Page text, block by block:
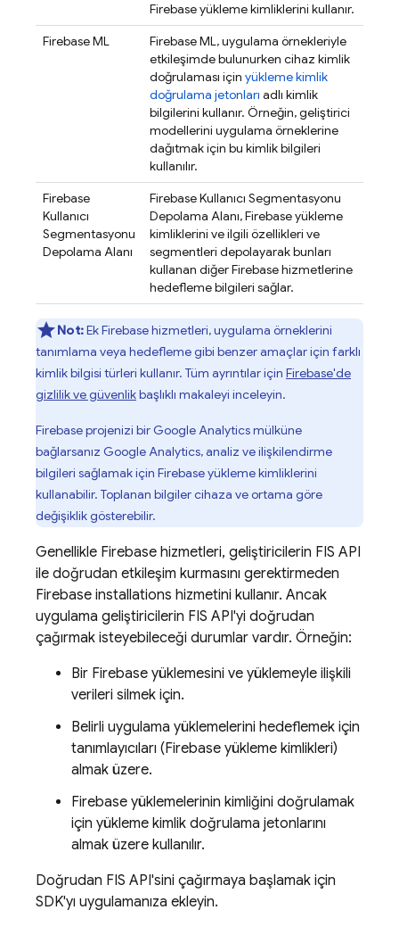
Firebaseyükleme kimliklerini kullanır.
Firebase ML
Firebase ML, uygulama örnekleriyle
etkileşimde bulunurken cihaz kimlik
doğrulaması için yükleme kimlik
doğrulama jetonları adlı kimlik
bilgilerini kullanır. Örneğin, geliştirici
modellerini uygulama örneklerine
dağıtmak için bu kimlik bilgileri
kullanılır.
Firebase
Kullanıcı
Segmentasyonu
Depolama Alanı
Firebase Kullanıcı Segmentasyonu
Depolama Alanı,Firebaseyükleme
kimliklerini ve ilgili özellikleri ve
segmentleri depolayarak bunları
kullanan diğer Firebase hizmetlerine
hedefleme bilgileri sağlar.
Not:Ek Firebase hizmetleri, uygulama örneklerini
tanımlama veya hedefleme gibi benzer amaçlar için farklı
kimlik bilgisi türleri kullanır. Tüm ayrıntılar için Firebase'de
gizlilik ve güvenlikbaşlıklı makaleyi inceleyin.
Firebase projenizi bir Google Analytics mülküne
bağlarsanız Google Analytics, analiz ve ilişkilendirme
bilgileri sağlamak için Firebaseyükleme kimliklerini
kullanabilir. Toplanan bilgiler cihaza ve ortama göre
değişiklik gösterebilir.
Genellikle Firebase hizmetleri, geliştiricilerin FIS API
ile doğrudan etkileşim kurmasını gerektirmeden
Firebase installations hizmetini kullanır. Ancak
uygulama geliştiricilerin FIS API'yi doğrudan
çağırmak isteyebileceği durumlar vardır. Örneğin:
Bir Firebase yüklemesini ve yüklemeyle ilişkili
verileri silmek için.
Belirli uygulama yüklemelerini hedeflemek için
tanımlayıcıları (Firebase yükleme kimlikleri)
almak üzere.
Firebase yüklemelerinin kimliğini doğrulamak
için yükleme kimlik doğrulama jetonlarını
almak üzere kullanılır.
Doğrudan FIS API'sini çağırmaya başlamak için
SDK'yı uygulamanıza ekleyin.